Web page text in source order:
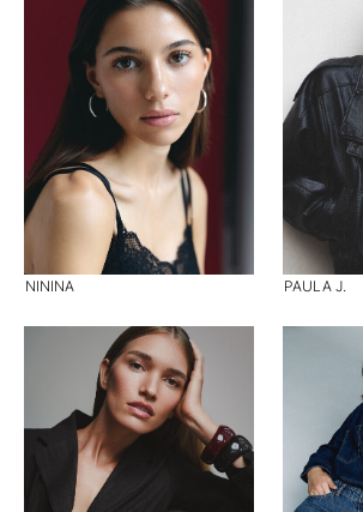
NININA PAULA J.